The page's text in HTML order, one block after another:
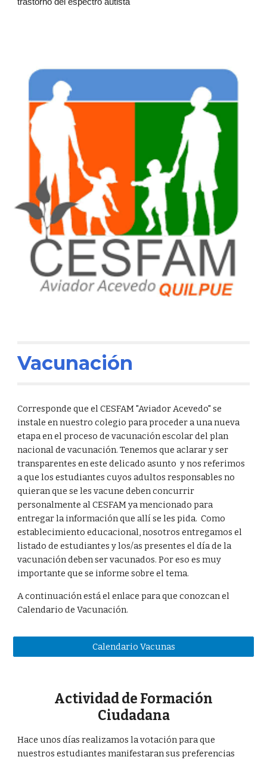
trastorno del espectro autista"
Vacunación
Corresponde que el CESFAM "Aviador Acevedo" se
instale en nuestro colegio para proceder a una nueva
etapa en el proceso de vacunación escolar del plan
nacional de vacunación. Tenemos que aclarar y ser
transparentes en este delicado asunto y nos referimos
a que los estudiantes cuyos adultos responsables no
quieran que se les vacune deben concurrir
personalmente al CESFAM ya mencionado para
entregar la información que allí se les pida. Como
establecimiento educacional, nosotros entregamos el
listado de estudiantes y los/as presentes el día de la
vacunación deben ser vacunados. Por eso es muy
importante que se informe sobre el tema.
A continuación está el enlace para que conozcan el
Calendario de Vacunación.
Calendario Vacunas
Actividad de Formación
Ciudadana
Hace unos días realizamos la votación para que
nuestros estudiantes manifestaran sus preferencias